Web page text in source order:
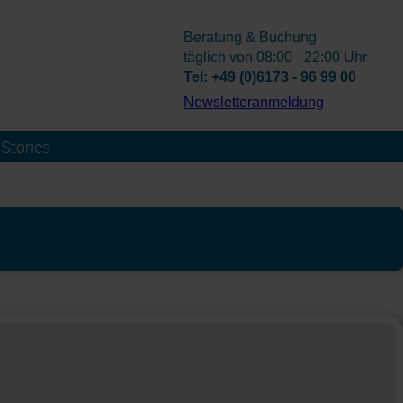
Beratung & Buchung
täglich von 08:00 - 22:00 Uhr
Tel: +49 (0)6173 - 96 99 00
­Newsletteranmeldung